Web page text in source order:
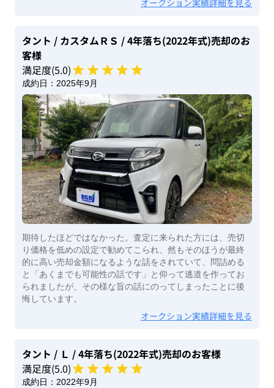
オークション実績詳細を見る
タント / カスタムＲＳ / 4年落ち(2022年式)売却のお
客様
満足度(5.0)
成約日： 2025年9月
期待したほどではなかった。査定に来られた方には、売切
り価格を低めの設定で勧めてこられ、然もそのほうが最終
的に高い売却金額になるような話をされていて、問詰める
と「あくまでも可能性の話です」と仰って逃道を作ってお
られましたが、その様な旨の話にのってしまったことに後
悔しています。
オークション実績詳細を見る
タント / Ｌ / 4年落ち(2022年式)売却のお客様
満足度(5.0)
成約日： 2022年9月